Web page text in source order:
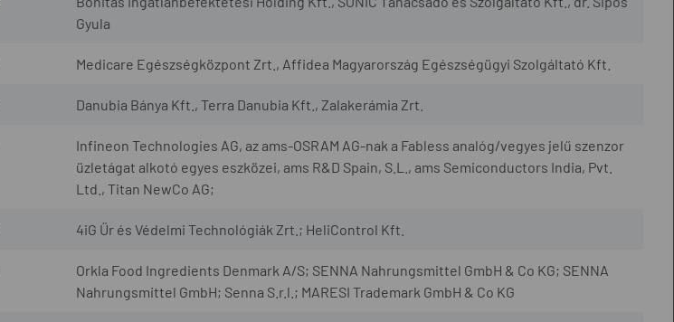
Gyula
Medicare Egészségközpont Zrt., Affidea Magyarország Egészségügyi Szolgáltató Kft.
Danubia Bánya Kft., Terra Danubia Kft., Zalakerámia Zrt.
Infineon Technologies AG, az ams-OSRAM AG-nak a Fabless analóg/vegyes jelű szenzor
üzletágat alkotó egyes eszközei, ams R&D Spain, S.L., ams Semiconductors India, Pvt.
Ltd., Titan NewCo AG;
4iG Űr és Védelmi Technológiák Zrt.; HeliControl Kft.
Orkla Food Ingredients Denmark A/S; SENNA Nahrungsmittel GmbH & Co KG; SENNA
Nahrungsmittel GmbH; Senna S.r.l.; MARESI Trademark GmbH & Co KG